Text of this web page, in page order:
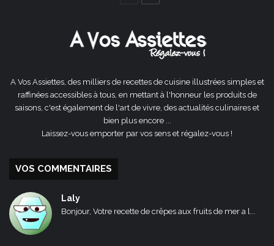
A Vos Assiettes, des milliers de recettes de cuisine illustrées simples et
raffinées accessibles à tous, en mettant à l'honneur les produits de
saisons, c'est également de l'art de vivre, des actualités culinaires et
bien plus encore ...
Laissez-vous emporter par vos sens et régalez-vous !
VOS COMMENTAIRES
Laly
Bonjour, Votre recette de crêpes aux fruits de mer a l...